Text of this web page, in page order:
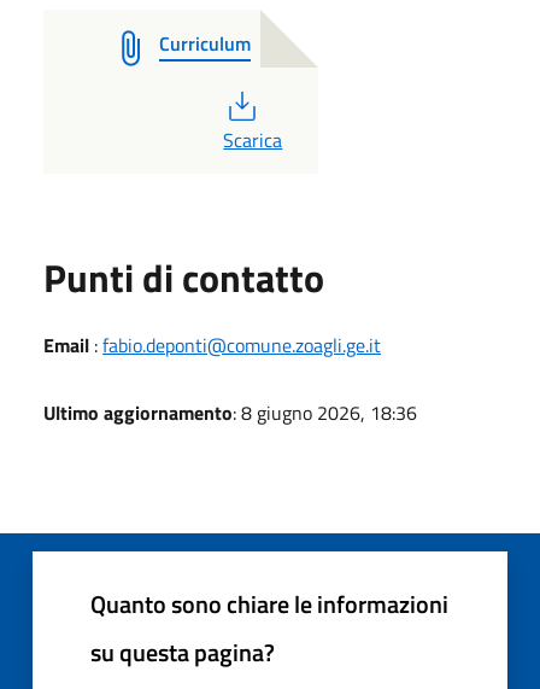
Curriculum
PDF
Scarica
Punti di contatto
Email :fabio.deponti@comune.zoagli.ge.it
Ultimo aggiornamento: 8 giugno 2026, 18:36
Quanto sono chiare le informazioni
su questa pagina?